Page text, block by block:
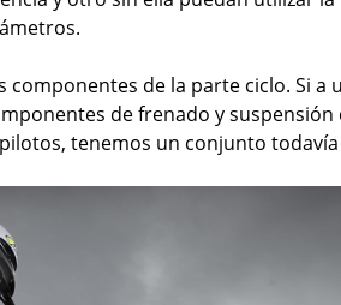
de la parte ciclo. Si a
de frenado y suspensión
tenemos un conjunto todavía